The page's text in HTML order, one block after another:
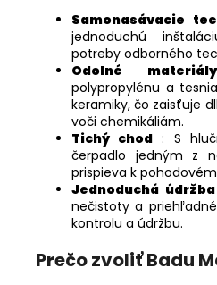
Samonasávacie
jednoduchú
potreby odborného
Odolné materiály
polypropylénu a
keramiky, čo zaisťuje
voči chemikáliám.
Tichý chod: S
čerpadlo jedným z
prispieva k
Jednoduchá údržba
nečistoty a
kontrolu a údržbu.
Prečo zvoliť Badu